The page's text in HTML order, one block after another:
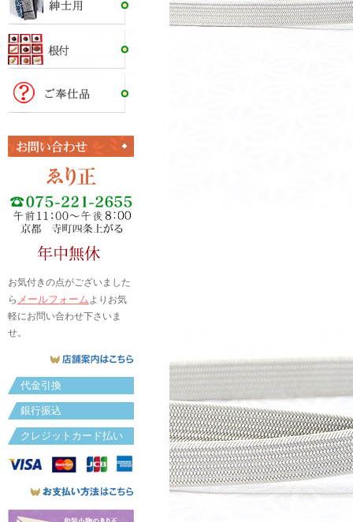
お気付きの点がございました
ら メールフォームよりお気
軽にお問い合わせ下さいま
せ。
代金引換
銀行振込
クレジットカード払い